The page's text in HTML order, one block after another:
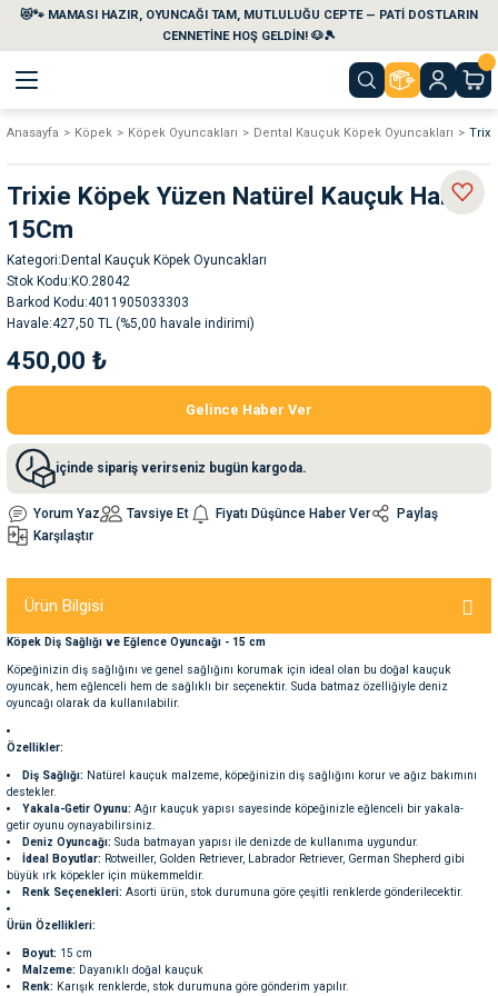
😻🐾 MAMASI HAZIR, OYUNCAĞI TAM, MUTLULUĞU CEPTE — PATİ DOSTLARIN
CENNETİNE HOŞ GELDİN! 🐶🎾
Geri Dön
Geri Dön
Temizlik Ürünleri
Kabları
Kemikleri
Seyahat Ürünleri
Geri Dön
Geri Dön
Geri Dön
Geri Dön
Anasayfa Köpek Köpek Oyuncakları Dental Kauçuk Köpek Oyuncakları
Trixie Köpek Yüzen Natürel Kauçuk Halka
15Cm
Kategori Dental Kauçuk Köpek Oyuncakları
Stok Kodu KO.28042
Barkod Kodu 4011905033303
Havale 427,50 TL (%5,00 havale indirimi)
450,00 ₺
Gelince Haber Ver
içinde sipariş verirseniz bugün kargoda.
Yorum Yaz Tavsiye Et Fiyatı Düşünce Haber Ver
Paylaş
Karşılaştır
Ürün Bilgisi
Köpek Diş Sağlığı ve Eğlence Oyuncağı - 15 cm
Köpeğinizin diş sağlığını ve genel sağlığını korumak için ideal olan bu doğal kauçuk
oyuncak, hem eğlenceli hem de sağlıklı bir seçenektir. Suda batmaz özelliğiyle deniz
oyuncağı olarak da kullanılabilir.
Özellikler:
Diş Sağlığı: Natürel kauçuk malzeme, köpeğinizin diş sağlığını korur ve ağız bakımını
destekler.
Yakala-Getir Oyunu: Ağır kauçuk yapısı sayesinde köpeğinizle eğlenceli bir yakala-
getir oyunu oynayabilirsiniz.
Deniz Oyuncağı: Suda batmayan yapısı ile denizde de kullanıma uygundur.
İdeal Boyutlar: Rotweiller, Golden Retriever, Labrador Retriever, German Shepherd gibi
büyük ırk köpekler için mükemmeldir.
Renk Seçenekleri: Asorti ürün, stok durumuna göre çeşitli renklerde gönderilecektir.
Ürün Özellikleri:
Boyut: 15 cm
Malzeme: Dayanıklı doğal kauçuk
Renk: Karışık renklerde, stok durumuna göre gönderim yapılır.